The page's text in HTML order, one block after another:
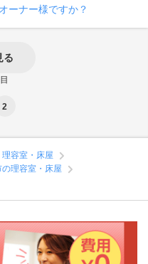
ーナー様ですか？
る
2
理容室・床屋
理容室・床屋